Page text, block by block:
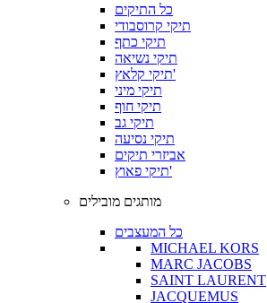
כל התיקים
תיקי קרוסבודי
תיקי כתף
תיקי נשיאה
תיקי קלאץ'
תיקי מיני
תיקי חוף
תיקי גב
תיקי נסיעה
אביזרי תיקים
תיקי פאוץ'
מותגים מובילים
כל המעצבים
MICHAEL KORS
MARC JACOBS
SAINT LAURENT
JACQUEMUS